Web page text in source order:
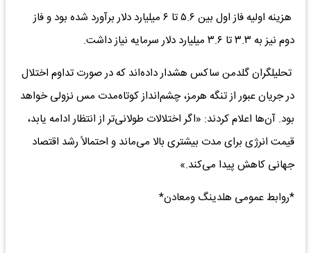
هزینه اولیه فاز اول بین ۵.۶ تا ۶ میلیارد دلار برآورد شده بود و فاز
دوم نیز به ۳.۳ تا ۳.۶ میلیارد دلار سرمایه نیاز داشت.
تحلیلگران گلدمن ساکس هشدار داده‌اند که در صورت تداوم اختلال
در جریان عبور از تنگه هرمز، چشم‌انداز کوتاه‌مدت مس نزولی خواهد
بود. آن‌ها اعلام کردند: «اگر اختلالات طولانی‌تر از انتظار ادامه یابد،
قیمت انرژی برای مدت بیشتری بالا می‌ماند و احتمالاً رشد اقتصاد
جهانی کاهش پیدا می‌کند.»
*روابط عمومی هلدینگ ومعادن*